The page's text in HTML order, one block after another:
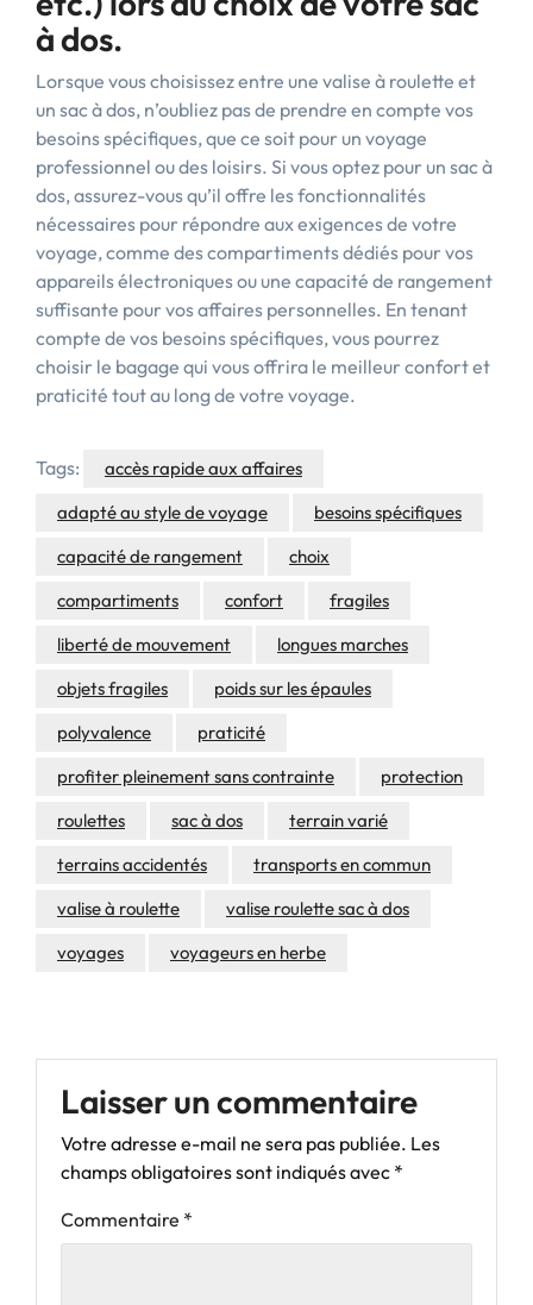
à dos.
Lorsque vous choisissez entre une valise à roulette et
un sac à dos, n’oubliez pas de prendre en compte vos
besoins spécifiques, que ce soit pour un voyage
professionnel ou des loisirs. Si vous optez pour un sac à
dos, assurez-vous qu’il offre les fonctionnalités
nécessaires pour répondre aux exigences de votre
voyage, comme des compartiments dédiés pour vos
appareils électroniques ou une capacité de rangement
suffisante pour vos affaires personnelles. En tenant
compte de vos besoins spécifiques, vous pourrez
choisir le bagage qui vous offrira le meilleur confort et
praticité tout au long de votre voyage.
Tags:
accès rapide aux affaires
adapté au style de voyage
besoins spécifiques
capacité de rangement
choix
compartiments
confort
fragiles
liberté de mouvement
longues marches
objets fragiles
poids sur les épaules
polyvalence
praticité
profiter pleinement sans contrainte
protection
roulettes
sac à dos
terrain varié
terrains accidentés
transports en commun
valise à roulette
valise roulette sac à dos
voyages
voyageurs en herbe
Laisser un commentaire
Votre adresse e-mail ne sera pas publiée. Les
champs obligatoires sont indiqués avec *
Commentaire *